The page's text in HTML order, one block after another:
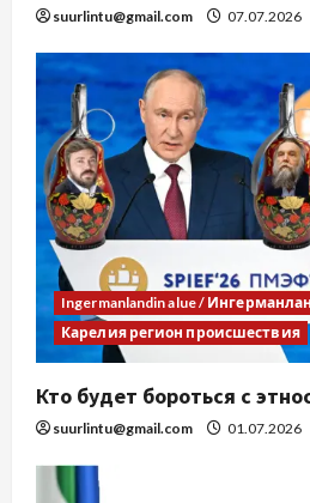
suurlintu@gmail.com 07.07.2026
Ingermanlandin alue /
Карелия регион происшествия
Кто будет бороться с
suurlintu@gmail.com 01.07.2026